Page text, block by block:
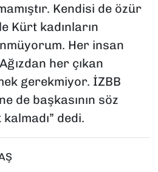
Kendisi de özür
Kürt kadınların
Her insan
her çıkan
gerekmiyor. İZBB
de başkasının söz
dedi.